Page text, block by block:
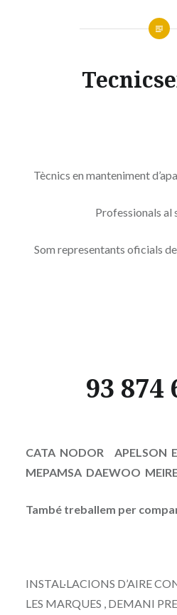
Tècnics en manteniment
Professionals al
Som representants oficials
93 874
CATA NODOR APELSON
MEPAMSA DAEWOO
També treballem per
INSTAL·LACIONS D’AIRE
LES MARQUES , DEMANI